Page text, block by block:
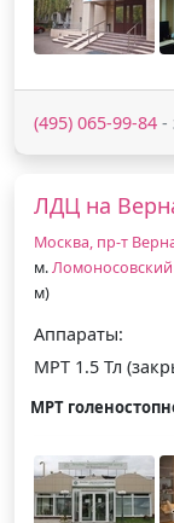
(495) 065-99-84 -
ЛДЦ на
Москва, пр-т
м.
м)
Аппараты:
МРТ 1.5 Тл
МРТ